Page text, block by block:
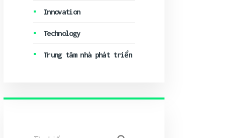
Innovation
Technology
Trung tâm nhà phát triển